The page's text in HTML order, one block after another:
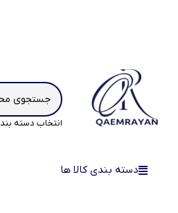
انتخاب دسته
دسته بندی کالا ها